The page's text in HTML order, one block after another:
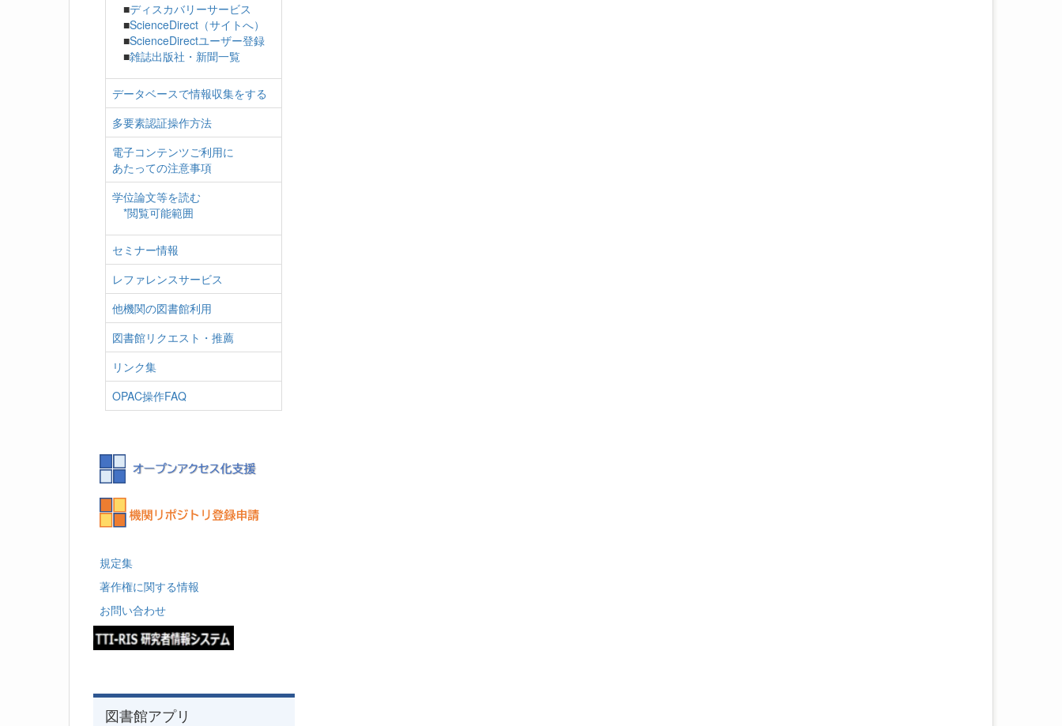
■ディスカバリーサービス
■ScienceDirect（サイトへ）
■ScienceDirectユーザー登録
■雑誌出版社・新聞一覧
データベースで情報収集をする
多要素認証操作方法
電子コンテンツご利用に
あたっての注意事項
学位論文等を読む
*閲覧可能範囲
セミナー情報
レファレンスサービス
他機関の図書館利用
図書館リクエスト・推薦
リンク集
OPAC操作FAQ
規定集
著作権に関する情報
お問い合わせ
図書館アプリ